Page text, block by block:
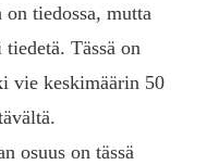
tiedossa, mutta
Tässä on
vie keskimäärin 50
osuus on tässä